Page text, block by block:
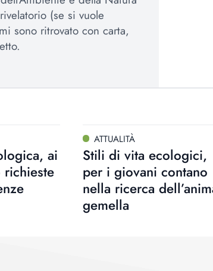
(se si vuole
sono ritrovato con carta,
ai
ATTUALITÀ
Stili di vita ecologici,
per i giovani contano
nella ricerca
gemella